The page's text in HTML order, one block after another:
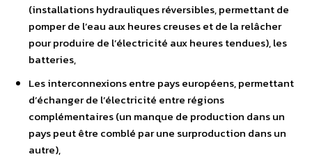
(installations hydrauliques réversibles, permettant de
pomper de l’eau aux heures creuses et de la relâcher
pour produire de l’électricité aux heures tendues), les
batteries,
Les interconnexions entre pays européens, permettant
d’échanger de l’électricité entre régions
complémentaires (un manque de production dans un
pays peut être comblé par une surproduction dans un
autre),